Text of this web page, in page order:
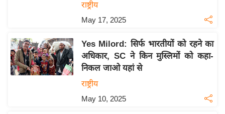
P
L
2
राष्ट्रीय
May 17, 2025
Yes Milord: सिर्फ भारतीयों को रहने का
अधिकार, SC ने किन मुस्लिमों को कहा-
निकल जाओ यहां से
राष्ट्रीय
May 10, 2025